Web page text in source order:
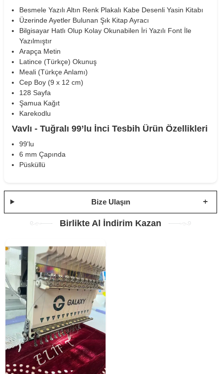
Besmele Yazılı Altın Renk Plakalı Kabe Desenli Yasin Kitabı
Üzerinde Ayetler Bulunan Şık Kitap Ayracı
Bilgisayar Hatlı Olup Kolay Okunabilen İri Yazılı Font İle
Yazılmıştır
Arapça Metin
Latince (Türkçe) Okunuş
Meali (Türkçe Anlamı)
Cep Boy (9 x 12 cm)
128 Sayfa
Şamua Kağıt
Karekodlu
Vavlı - Tuğralı 99’lu İnci Tesbih Ürün Özellikleri
99'lu
6 mm Çapında
Püsküllü
Bize Ulaşın
Birlikte Al İndirim Kazan